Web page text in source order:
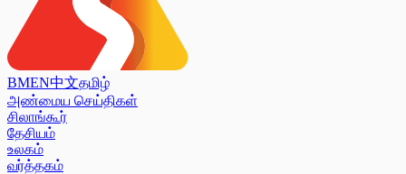
BMEN中文தமிழ்
அண்மைய செய்திகள்
சிலாங்கூர்
தேசியம்
உலகம்
வர்த்தகம்